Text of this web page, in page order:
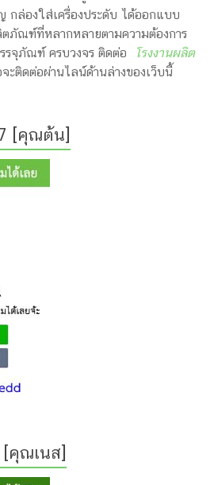
กล่องใส่เครื่องประดับ ได้ออกแบบ
ภัณฑ์ที่หลากหลายตามความต้องการ
รจุภัณฑ์ ครบวงจร ติดต่อ
โรงงานผลิต
ะติดต่อผ่านไลน์ด้านล่างของเว็บนี้
[คุณต้น]
[คุณเนส]